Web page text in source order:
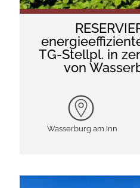
TG-Stellpl. in
von
Wasserburg am Inn